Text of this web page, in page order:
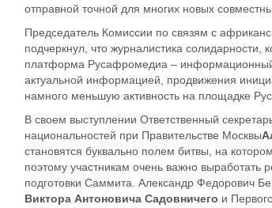
отправной точной для многих новых
Председатель Комиссии по связям с
подчеркнул, что журналистика
платформа Русафромедиа –
актуальной информацией, продвижения
намного меньшую активность на площадке
В своем выступлении Ответственный
национальностей при Правительстве Москвы
становятся буквально полем битвы, на котором
поэтому участникам очень важно выработать
подготовки Саммита. Александр Федорович
Виктора Антоновича Садовничего и